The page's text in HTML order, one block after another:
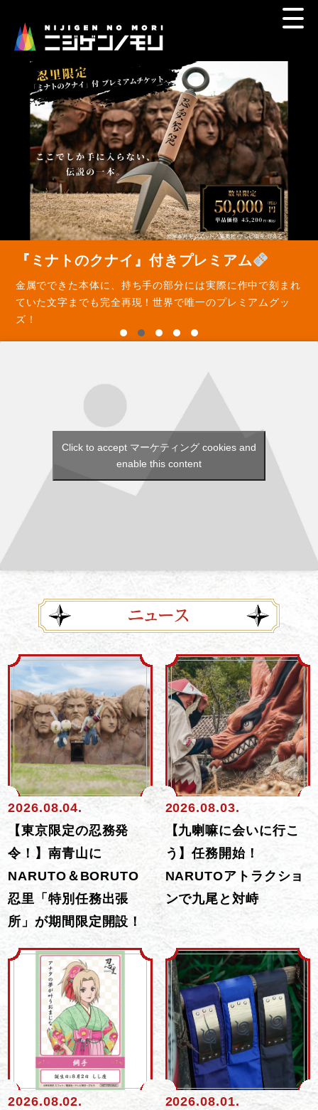
【NARUTO＆BORUTO 忍里】
巨大な火影岩がダイナミックに輝く、夜間限定プロジェクシ
ョンマッピングショー！
Click to accept マーケティング cookies and
enable this content
2026.08.04.
【東京限定の忍務発
令！】南青山に
NARUTO＆BORUTO
忍里「特別任務出張
所」が期間限定開設！
2026.08.03.
【九喇嘛に会いに行こ
う】任務開始！
NARUTOアトラクショ
ンで九尾と対峙
2026.08.02.
2026.08.01.